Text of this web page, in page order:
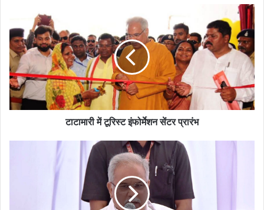
टाटामारी में टूरिस्ट इंफोर्मेशन सेंटर प्रारंभ